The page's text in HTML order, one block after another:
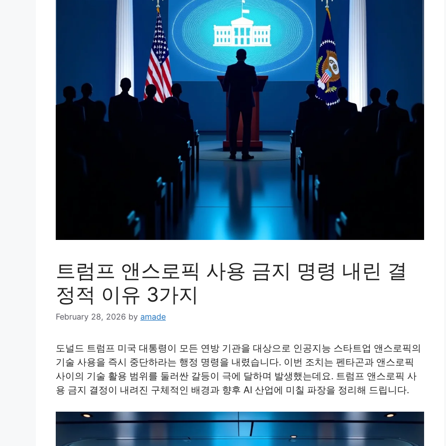
트럼프 앤스로픽 사용 금지 명령 내린 결
정적 이유 3가지
February 28, 2026 by amade
도널드 트럼프 미국 대통령이 모든 연방 기관을 대상으로 인공지능 스타트업 앤스로픽의
기술 사용을 즉시 중단하라는 행정 명령을 내렸습니다. 이번 조치는 펜타곤과 앤스로픽
사이의 기술 활용 범위를 둘러싼 갈등이 극에 달하며 발생했는데요. 트럼프 앤스로픽 사
용 금지 결정이 내려진 구체적인 배경과 향후 AI 산업에 미칠 파장을 정리해 드립니다.